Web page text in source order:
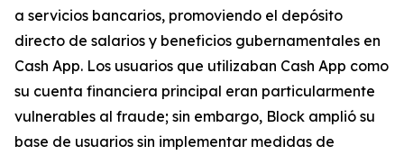
a servicios bancarios, promoviendo el depósito
directo de salarios y beneficios gubernamentales en
Cash App. Los usuarios que utilizaban Cash App como
su cuenta financiera principal eran particularmente
vulnerables al fraude; sin embargo, Block amplió su
base de usuarios sin implementar medidas de